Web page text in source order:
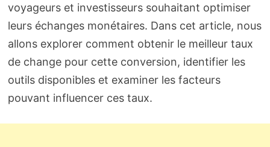
voyageurs et investisseurs souhaitant optimiser
leurs échanges monétaires. Dans cet article, nous
allons explorer comment obtenir le meilleur taux
de change pour cette conversion, identifier les
outils disponibles et examiner les facteurs
pouvant influencer ces taux.